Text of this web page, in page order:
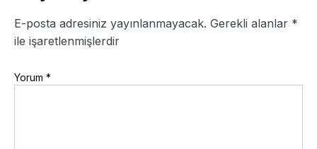
E-posta adresiniz yayınlanmayacak. Gerekli alanlar *
ile işaretlenmişlerdir
Yorum *